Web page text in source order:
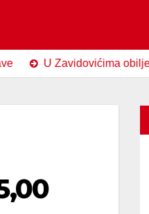
U Zavidovićima obilježen